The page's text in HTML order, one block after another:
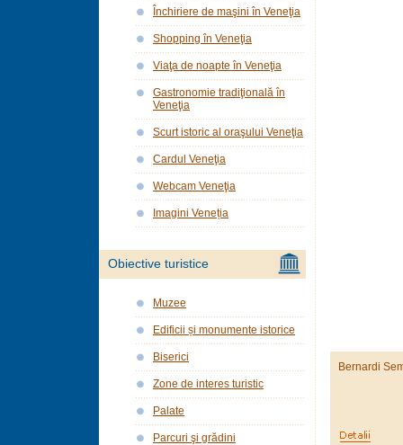
Bernardi
Închiriere de maşini în Veneţia
Shopping în Veneţia
Viaţa de noapte în Veneţia
Gastronomie tradiţională în
Veneţia
Scurt istoric al oraşului Veneţia
Cardul Veneţia
Webcam Veneţia
Imagini Veneția
Obiective turistice
Muzee
Edificii și monumente istorice
Biserici
Zone de interes turistic
Palate
Parcuri şi grădini